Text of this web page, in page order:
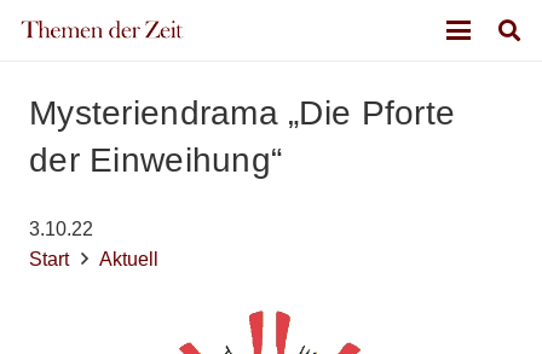
Mysteriendrama „Die Pforte
der Einweihung“
3.10.22
Start
Aktuell